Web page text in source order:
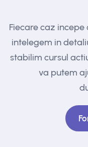
Fiecare caz
intelegem in
stabilim cursul
va putem